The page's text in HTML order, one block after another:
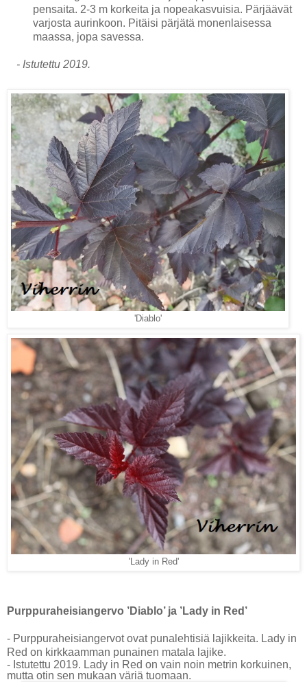
pensaita. 2-3 m korkeita ja nopeakasvuisia. Pärjäävät
varjosta aurinkoon. Pitäisi pärjätä monenlaisessa
maassa, jopa savessa.
- Istutettu 2019.
'Diablo'
'Lady in Red'
Purppuraheisiangervo ’Diablo’ ja ’Lady in Red’
- Purppuraheisiangervot ovat punalehtisiä lajikkeita. Lady in
Red on kirkkaamman punainen matala lajike.
- Istutettu 2019. Lady in Red on vain noin metrin korkuinen,
mutta otin sen mukaan väriä tuomaan.